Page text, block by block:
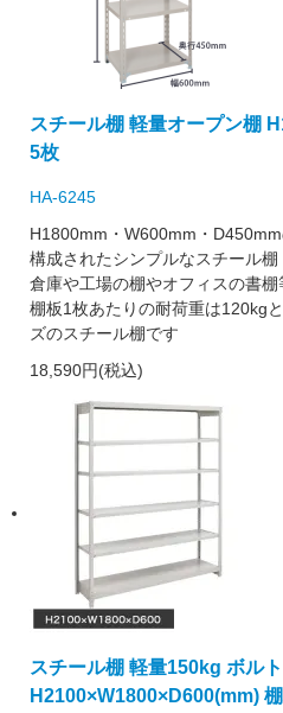
スチール棚 軽量オープン棚
5枚
HA-6245
H1800mm・W600mm・
構成されたシンプルなスチール棚
倉庫や工場の棚やオフィスの書棚
棚板1枚あたりの耐荷重は120kg
ズのスチール棚です
18,590円(税込)
スチール棚 軽量150kg ボル
H2100×W1800×D600(mm)